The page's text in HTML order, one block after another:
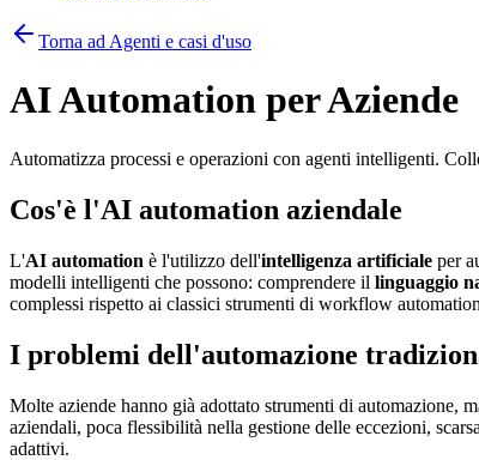
Torna ad Agenti e casi d'uso
AI Automation per Aziende
Automatizza processi e operazioni con agenti intelligenti.
Cos'è l'AI automation aziendale
L'AI automation è l'utilizzo dell'intelligenza artificiale per
modelli intelligenti che possono: comprendere il linguaggio
complessi rispetto ai classici strumenti di workflow
I problemi dell'automazione
Molte aziende hanno già adottato strumenti di automazione,
aziendali, poca flessibilità nella gestione delle eccezioni,
adattivi.